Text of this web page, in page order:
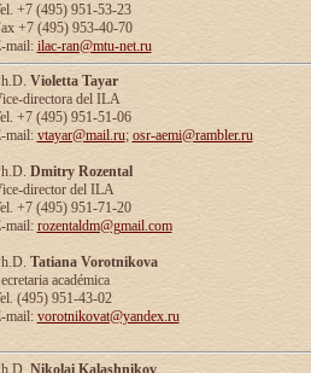
+7 (495) 951-53-23
+7 (495) 953-40-70
mail: ilac-ran@mtu-net.ru
Violetta Tayar
directora del ILA
+7 (495) 951-51-06
mail: vtayar@mail.ru; osr-aemi@rambler.ru
Dmitry Rozental
director del ILA
+7 (495) 951-71-20
mail: rozentaldm@gmail.com
Tatiana Vorotnikova
académica
(495) 951-43-02
mail: vorotnikovat@yandex.ru
Nikolai Kalashnikov